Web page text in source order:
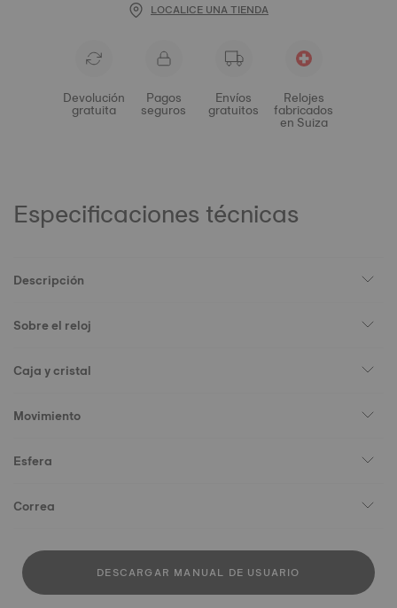
LOCALICE UNA TIENDA
Devolución
gratuita
Pagos
seguros
Envíos
gratuitos
Relojes
fabricados
en Suiza
Especificaciones técnicas
Descripción
Sobre el reloj
Caja y cristal
Movimiento
Esfera
Correa
DESCARGAR MANUAL DE USUARIO